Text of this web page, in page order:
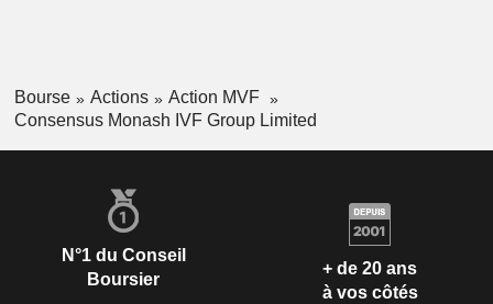
Bourse Actions
Action MVF
Consensus Monash IVF Group Limited
N°1 du Conseil
Boursier
+ de 20 ans
à vos côtés